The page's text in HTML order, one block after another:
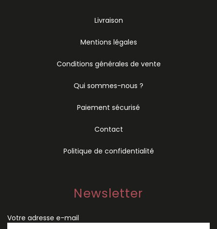
Livraison
Mentions légales
Conditions générales de vente
Qui sommes-nous ?
Paiement sécurisé
Contact
Politique de confidentialité
Newsletter
Votre adresse e-mail